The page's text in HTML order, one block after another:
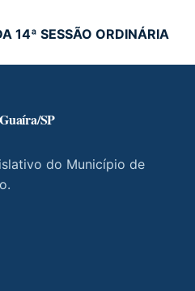
14ª SESSÃO ORDINÁRIA
SP
do Município de